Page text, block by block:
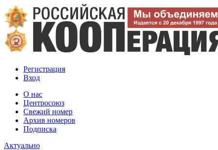
Регистрация
Вход
О нас
Центросоюз
Свежий номер
Архив номеров
Подписка
Актуально